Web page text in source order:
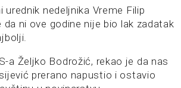
urednik nedeljnika Vreme Filip
da ni ove godine nije bio lak zadatak
a Željko Bodrožić, rekao je da nas
prerano napustio i ostavio